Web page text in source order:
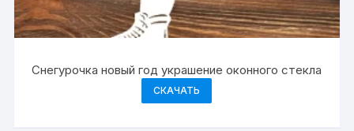
Снегурочка новый год украшение оконного стекла
СКАЧАТЬ